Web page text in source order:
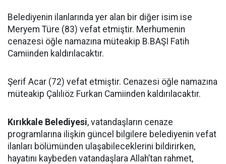
Belediyenin ilanlarında yer alan bir diğer isim ise
Meryem Türe (83) vefat etmiştir. Merhumenin
cenazesi öğle namazına müteakip B.BAŞI Fatih
Camiinden kaldırılacaktır.
Şerif Acar (72) vefat etmiştir. Cenazesi öğle namazına
müteakip Çalılıöz Furkan Camiinden kaldırılacaktır.
Kırıkkale Belediyesi, vatandaşların cenaze
programlarına ilişkin güncel bilgilere belediyenin vefat
ilanları bölümünden ulaşabileceklerini bildirirken,
hayatını kaybeden vatandaşlara Allah’tan rahmet,